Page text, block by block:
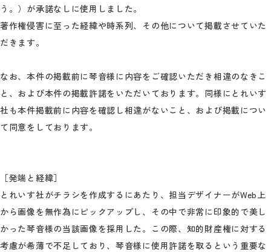
う。）が承諾なしに使用しました。
著作権侵害に至った経緯や時系列、その他について掲載させていた
だきます。
なお、本件の掲載前に琴音様に内容をご確認いただき相違のなきこ
と、および本件の掲載許諾をいただいております。同様にとれいす
社も本件掲載前に内容を確認し相違がないこと、および掲載につい
て同意をしております。
［発端と経緯］
とれいす社がチラシを作成するにあたり、担当デザイナーがWeb上
から画像を無作為にピックアップし、その中で非常に印象的で美し
かった琴音様の当該画像を採用した。この際、知的財産権に対する
考慮が希薄で不足しており、琴音様に使用許諾を取るという重要な